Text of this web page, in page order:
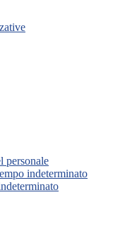
personale
indeterminato